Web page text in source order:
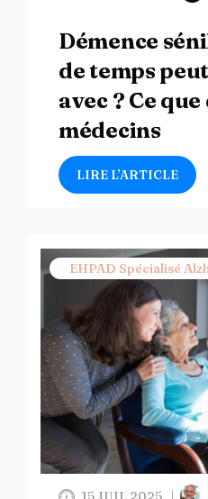
Démence
de temps
avec ? Ce
médecins
LIRE L’ARTICLE
EHPAD Spécialisé